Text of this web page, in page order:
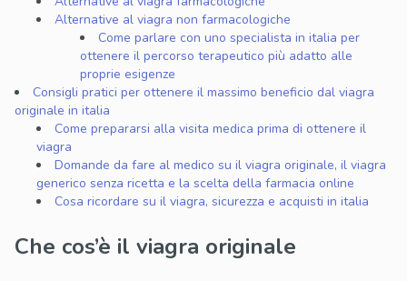
Alternative al viagra non farmacologiche
Come parlare con uno specialista in italia per
ottenere il percorso terapeutico più adatto alle
proprie esigenze
Consigli pratici per ottenere il massimo beneficio dal viagra
originale in italia
Come prepararsi alla visita medica prima di ottenere il
viagra
Domande da fare al medico su il viagra originale, il viagra
generico senza ricetta e la scelta della farmacia online
Cosa ricordare su il viagra, sicurezza e acquisti in italia
Che cos’è il viagra originale